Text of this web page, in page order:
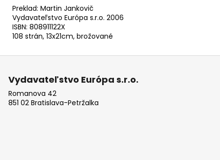
Preklad: Martin Jankovič
Vydavateľstvo Európa s.r.o. 2006
ISBN: 808911122X
108 strán, 13x21cm, brožované
Vydavateľstvo Európa s.r.o.
Romanova 42
851 02 Bratislava-Petržalka